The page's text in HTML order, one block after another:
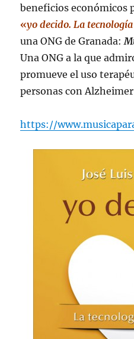
beneficios económicos
«yo decido. La
una ONG de Granada:
Una ONG a la que
promueve el uso
personas con
https://